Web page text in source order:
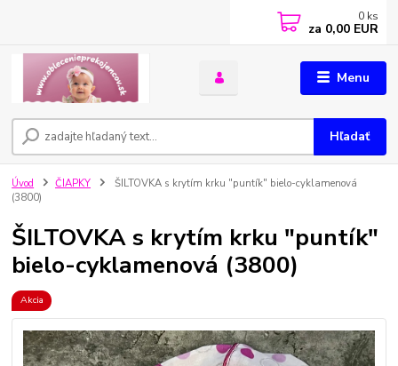
Menu
Hľadať
0 ks
za 0,00 EUR
Úvod ČIAPKY
ŠILTOVKA s krytím krku "puntík" bielo-cyklamenová
(3800)
ŠILTOVKA s krytím krku "puntík"
bielo-cyklamenová (3800)
Akcia